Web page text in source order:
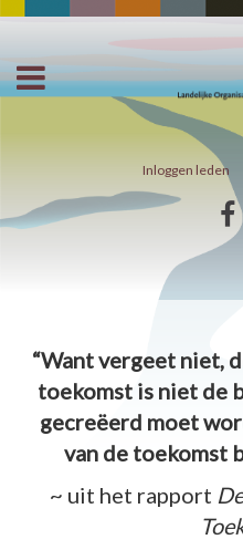
Inloggen leden
“Want vergeet niet,
toekomst is niet de
gecreëerd moet
van de toekomst
~ uit het rapport